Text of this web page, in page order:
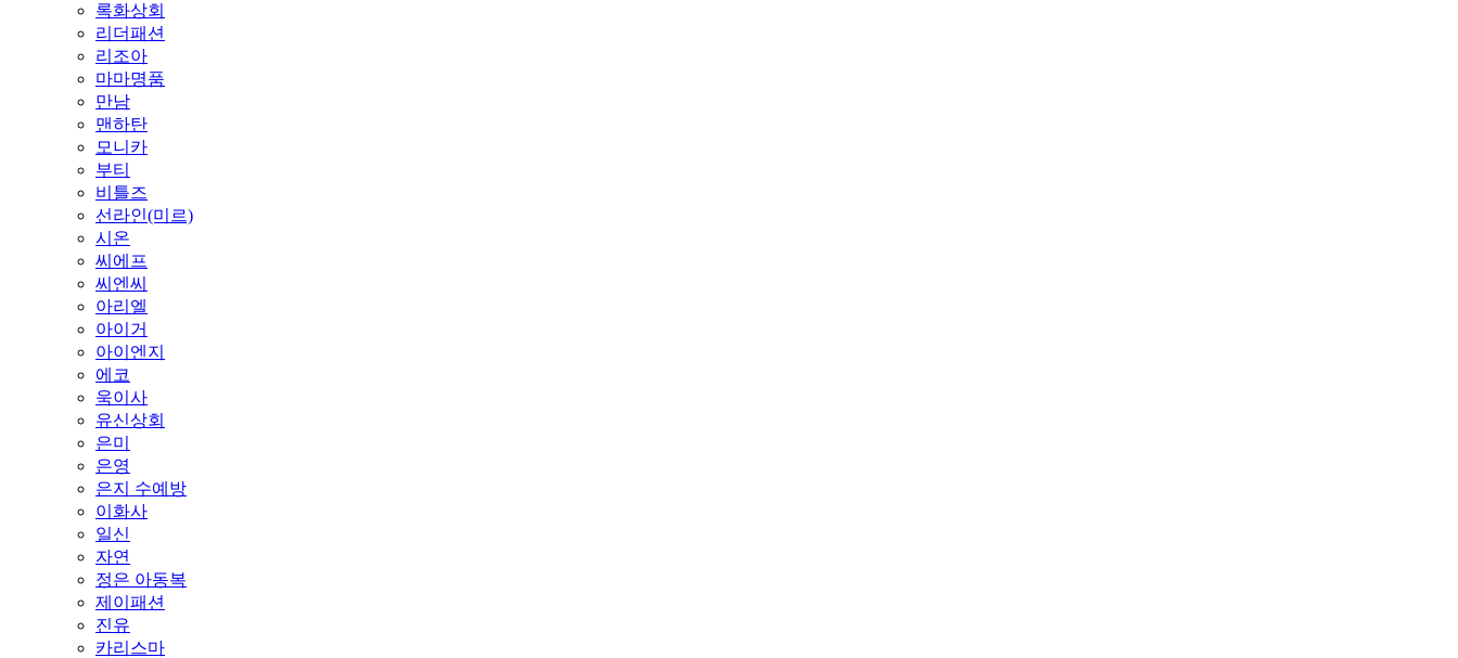
록화상회
리더패션
리조아
마마명품
만남
맨하탄
모니카
부티
비틀즈
선라인(미르)
시온
씨에프
씨엔씨
아리엘
아이거
아이엔지
에코
욱이사
유신상회
은미
은영
은지 수예방
이화사
일신
자연
정은 아동복
제이패션
진유
카리스마